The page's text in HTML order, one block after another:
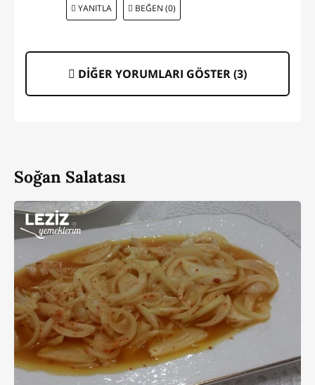
YANITLA BEĞEN (0)
DİĞER YORUMLARI GÖSTER (3)
Soğan Salatası